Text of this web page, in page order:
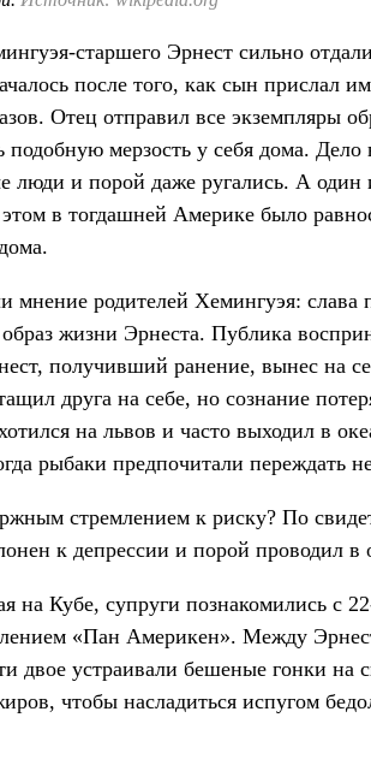
старшего Эрнест сильно
после того, как сын прислал
Отец отправил все экземпляры
мерзость у себя дома. Дело
люди и порой даже ругались. А
в тогдашней Америке было
мнение родителей Хемингуэя: слава
жизни Эрнеста. Публика
получивший ранение, вынес на
друга на себе, но сознание
на львов и часто выходил в
рыбаки предпочитали переждать
стремлением к риску? По
к депрессии и порой проводил в
на Кубе, супруги познакомились с
«Пан Америкен». Между
двое устраивали бешеные гонки на
чтобы насладиться испугом